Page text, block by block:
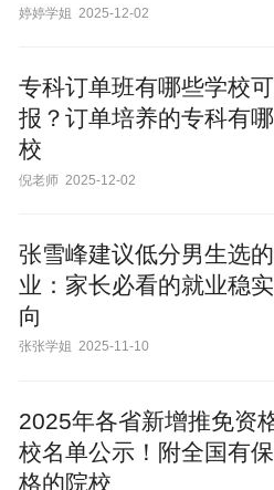
婷婷学姐 2025-12-02
专科订单班有哪些学校
报？订单培养的专科有
校
倪老师 2025-12-02
张雪峰建议低分男生选
业：家长必看的就业稳
向
张张学姐 2025-11-10
2025年各省新增推免资
校名单公示！附全国有
格的院校